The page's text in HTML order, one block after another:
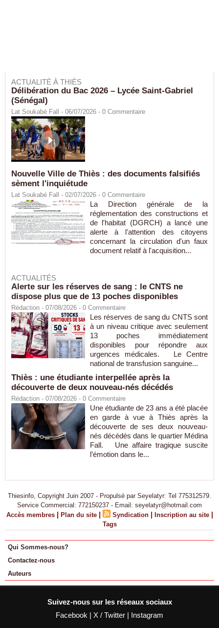
ACTUALITÉ À THIÈS
Délibération du Bac 2026 – Lycée Saint-Gabriel
(Sénégal)
Lat Soukabé Fall - 06/07/2026 - 0 Commentaire
Nouvelle Ville de Thiès : des documents falsifiés
sèment l'inquiétude
Lat Soukabé Fall - 02/07/2026 - 0 Commentaire
La Direction générale de la
réglementation des constructions et
de l'habitat (DGRCH) a lancé une
alerte à l'attention des citoyens
concernant la circulation d'un faux
document relatif à l'acquisition...
ACTUALITÉS
Alerte sur les réserves de sang : le CNTS ne
dispose plus que de 13 poches disponibles
Rédaction - 07/08/2026 - 0 Commentaire
Les réserves de sang du CNTS sont
à un niveau critique avec seulement
13 poches immédiatement
disponibles pour répondre aux
urgences médicales. Le Centre
national de transfusion sanguine...
Thiès : une étudiante interpellée après la
découverte de deux nouveau-nés décédés
Rédaction - 07/08/2026 - 0 Commentaire
Une étudiante de 23 ans a été placée
en garde à vue à Thiès après la
découverte de ses deux nouveau-
nés décédés dans le quartier Médina
Fall. Une affaire tragique suscite
l’émotion dans le...
Thiesinfo, Copyright Juin 2007 - Propulsé par Seyelatyr: Tel 775312579.
Service Commercial: 772150237 - Email: seyelatyr@hotmail.com
Accès membres | Plan du site | Syndication | Inscription au site |
Tags
Qui Sommes-nous?
Contactez-nous
Auteurs
Suivez-nous sur les réseaux sociaux
Facebook | X / Twitter | Instagram